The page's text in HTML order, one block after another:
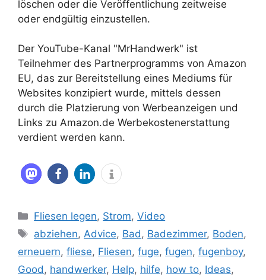
löschen oder die Veröffentlichung zeitweise
oder endgültig einzustellen.
Der YouTube-Kanal "MrHandwerk" ist
Teilnehmer des Partnerprogramms von Amazon
EU, das zur Bereitstellung eines Mediums für
Websites konzipiert wurde, mittels dessen
durch die Platzierung von Werbeanzeigen und
Links zu Amazon.de Werbekostenerstattung
verdient werden kann.
Kategorien
Fliesen legen, Strom,Video
Schlagwörter
abziehen, Advice, Bad , Badezimmer, Boden,
erneuern, fliese, Fliesen, fuge, fugen, fugenboy,
Good , handwerker, Help, hilfe, how to, Ideas,